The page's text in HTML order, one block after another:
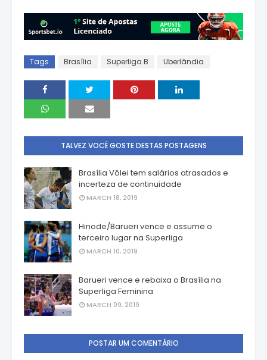
Tags Brasília Superliga B Uberlândia
TALVEZ VOCÊ GOSTE DESTAS POSTAGENS
Brasília Vôlei tem salários atrasados e
incerteza de continuidade
MARCH 18, 2019
Hinode/Barueri vence e assume o
terceiro lugar na Superliga
MARCH 10, 2019
Barueri vence e rebaixa o Brasília na
Superliga Feminina
MARCH 09, 2019
POSTAR UM COMENTÁRIO